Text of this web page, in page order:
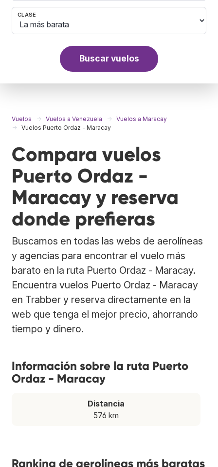
CLASE
Buscar vuelos
Vuelos Vuelos a Venezuela
Vuelos a Maracay
Vuelos Puerto Ordaz - Maracay
Compara vuelos
Puerto Ordaz -
Maracay y reserva
donde prefieras
Buscamos en todas las webs de aerolíneas
y agencias para encontrar el vuelo más
barato en la ruta Puerto Ordaz - Maracay.
Encuentra vuelos Puerto Ordaz - Maracay
en Trabber y reserva directamente en la
web que tenga el mejor precio, ahorrando
tiempo y dinero.
Información sobre la ruta Puerto
Ordaz - Maracay
Distancia
576 km
Ranking de aerolíneas más baratas